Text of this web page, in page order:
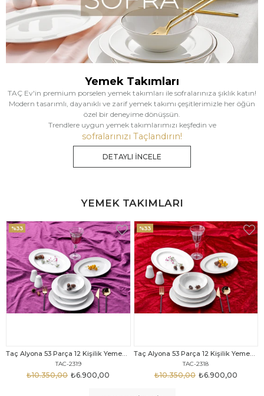
Yemek Takımları
TAÇ Ev'in premium porselen yemek takımları ile sofralarınıza şıklık katın!
Modern tasarımlı, dayanıklı ve zarif yemek takımı çeşitlerimizle her öğün
özel bir deneyime dönüşsün.
Trendlere uygun yemek takımlarımızı keşfedin ve
sofralarınızı Taçlandırın!
DETAYLI İNCELE
YEMEK TAKIMLARI
Taç Alyona 53 Parça 12 Kişilik Yemek Takımı Gold
TAC-2318
₺6.900,00
₺10.350,00
%33
Taç Eliza Alyona 53 Parça 12 Kişilik Yemek Takımı Platin
TAC-2316
₺9.499,00
₺12.669,00
%25